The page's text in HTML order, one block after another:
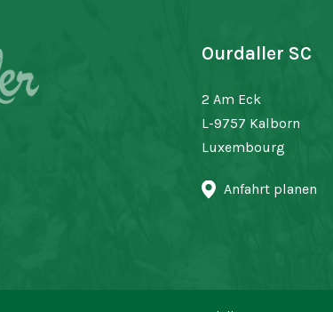
Ourdaller SC
2 Am Eck
L-9757 Kalborn
Luxembourg
Anfahrt planen